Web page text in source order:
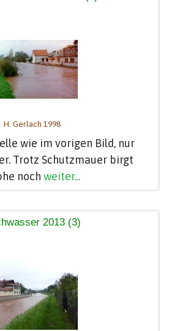
H. Gerlach 1998
wie im vorigen Bild, nur
Trotz Schutzmauer birgt
noch weiter...
2013 (3)